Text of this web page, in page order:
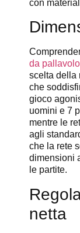
con
da
scelta della
che
gioco
uomini e 7
mentre le
agli
che la rete
dimensioni
le partite.
netta